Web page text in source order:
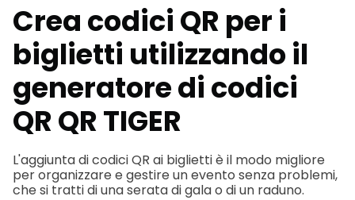
Crea codici QR per i
biglietti utilizzando il
generatore di codici
QR QR TIGER
L'aggiunta di codici QR ai biglietti è il modo migliore
per organizzare e gestire un evento senza problemi,
che si tratti di una serata di gala o di un raduno.